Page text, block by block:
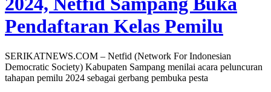
Pendaftaran Kelas Pemilu
SERIKATNEWS.COM – Netfid (Network For Indonesian
Democratic Society) Kabupaten Sampang menilai acara peluncuran
tahapan pemilu 2024 sebagai gerbang pembuka pesta